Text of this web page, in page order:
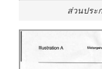
ส่วนประ